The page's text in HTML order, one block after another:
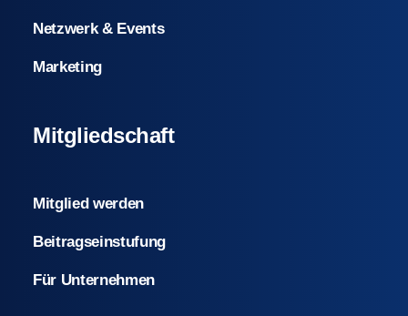
Netzwerk & Events
Marketing
Mitgliedschaft
Mitglied werden
Beitragseinstufung
Für Unternehmen